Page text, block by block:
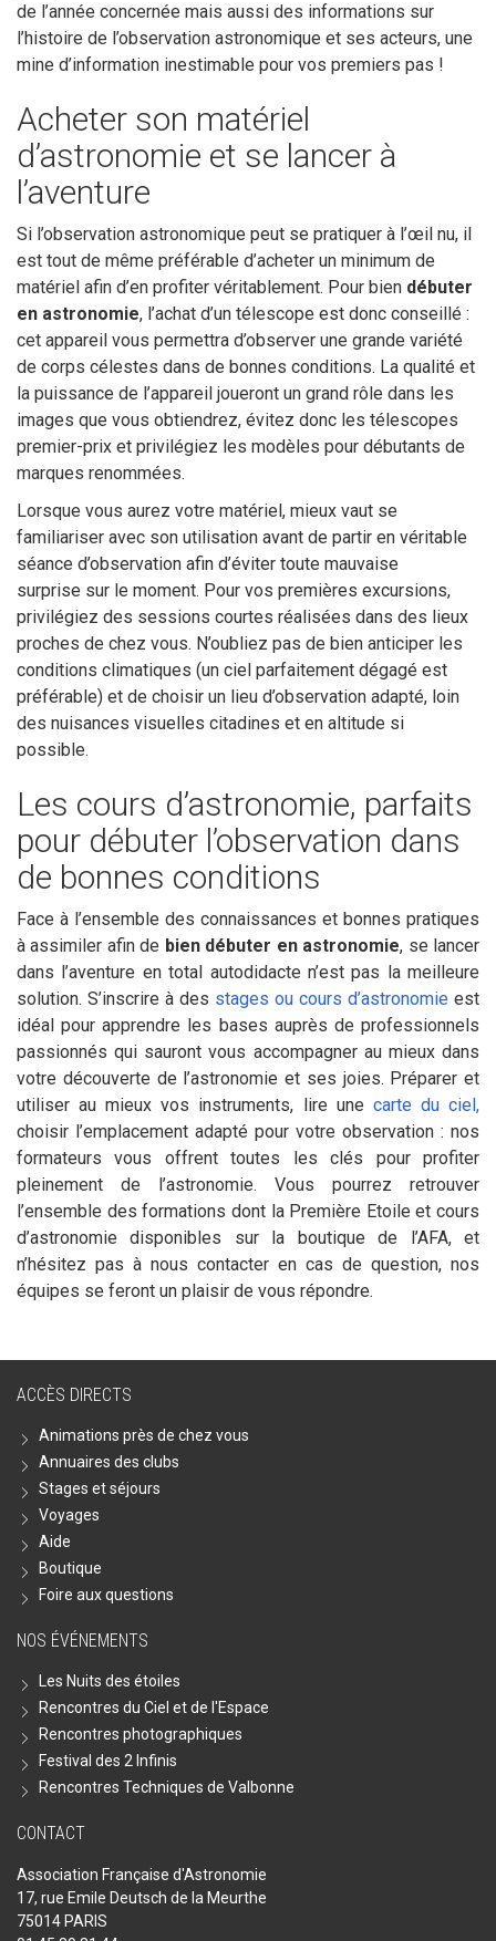
de l’année concernée mais aussi des informations sur
l’histoire de l’observation astronomique et ses acteurs, une
mine d’information inestimable pour vos premiers pas !
Acheter son matériel
d’astronomie et se lancer à
l’aventure
Si l’observation astronomique peut se pratiquer à l’œil nu, il
est tout de même préférable d’acheter un minimum de
matériel afin d’en profiter véritablement. Pour bien débuter
en astronomie, l’achat d’un télescope est donc conseillé :
cet appareil vous permettra d’observer une grande variété
de corps célestes dans de bonnes conditions. La qualité et
la puissance de l’appareil joueront un grand rôle dans les
images que vous obtiendrez, évitez donc les télescopes
premier-prix et privilégiez les modèles pour débutants de
marques renommées.
Lorsque vous aurez votre matériel, mieux vaut se
familiariser avec son utilisation avant de partir en véritable
séance d’observation afin d’éviter toute mauvaise
surprise sur le moment. Pour vos premières excursions,
privilégiez des sessions courtes réalisées dans des lieux
proches de chez vous. N’oubliez pas de bien anticiper les
conditions climatiques (un ciel parfaitement dégagé est
préférable) et de choisir un lieu d’observation adapté, loin
des nuisances visuelles citadines et en altitude si
possible.
Les cours d’astronomie, parfaits
pour débuter l’observation dans
de bonnes conditions
Face à l’ensemble des connaissances et bonnes pratiques
à assimiler afin de bien débuter en astronomie, se lancer
dans l’aventure en total autodidacte n’est pas la meilleure
solution. S’inscrire à des stages ou cours d’astronomie est
idéal pour apprendre les bases auprès de professionnels
passionnés qui sauront vous accompagner au mieux dans
votre découverte de l’astronomie et ses joies. Préparer et
utiliser au mieux vos instruments, lire une carte du ciel,
choisir l’emplacement adapté pour votre observation : nos
formateurs vous offrent toutes les clés pour profiter
pleinement de l’astronomie. Vous pourrez retrouver
l’ensemble des formations dont la Première Etoile et cours
d’astronomie disponibles sur la boutique de l’AFA, et
n’hésitez pas à nous contacter en cas de question, nos
équipes se feront un plaisir de vous répondre.
ACCÈS DIRECTS
Animations près de chez vous
Annuaires des clubs
Stages et séjours
Voyages
Aide
Boutique
Foire aux questions
NOS ÉVÉNEMENTS
Les Nuits des étoiles
Rencontres du Ciel et de l'Espace
Rencontres photographiques
Festival des 2 Infinis
Rencontres Techniques de Valbonne
CONTACT
Association Française d'Astronomie
17, rue Emile Deutsch de la Meurthe
75014 PARIS